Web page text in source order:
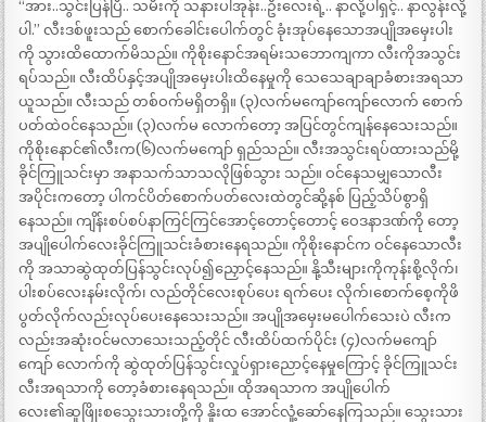
“အား..သွင်းပြန်ပြီ.. သမီးကို သနားပါအုန်း..ဦးလေးရဲ့.. နာလို့ပါရှင့်.. နာလွန်းလို့
ပါ.” လီးဒစ်ဖူးသည် စောက်ခေါင်းပေါက်တွင် ခုံးအုပ်နေသောအပျိုအမှေးပါး
ကို သွားထိထောက်မိသည်။ ကိုစိုးနောင်အရမ်းသဘောကျကာ လီးကိုအသွင်း
ရပ်သည်။ လီးထိပ်နှင့်အပျိုအမှေးပါးထိနေမှုကို သေသေချာချာခံစားအရသာ
ယူသည်။ လီးသည် တစ်ဝက်မရှိတရှိ။ (၃)လက်မကျော်ကျော်လောက် စောက်
ပတ်ထဲဝင်နေသည်။ (၃)လက်မ လောက်တော့ အပြင်တွင်ကျန်နေသေးသည်။
ကိုစိုးနောင်၏လီးက(၆)လက်မကျော် ရှည်သည်။ လီးအသွင်းရပ်ထားသည်မို့
ခိုင်ကြူသင်းမှာ အနာသက်သာသလိုဖြစ်သွား သည်။ ဝင်နေသမျှသောလီး
အပိုင်းကတော့ ပါကင်ပိတ်စောက်ပတ်လေးထဲတွင်ဆို့နစ် ပြည့်သိပ်စွာရှိ
နေသည်။ ကျိန်းစပ်စပ်နာကြင်ကြင်အောင့်တောင့်တောင့် ဝေဒနာဒဏ်ကို တော့
အပျိုပေါက်လေးခိုင်ကြူသင်းခံစားနေရသည်။ ကိုစိုးနောင်က ဝင်နေသောလီး
ကို အသာဆွဲထုတ်ပြန်သွင်းလုပ်၍ညှောင့်နေသည်။ နို့သီးများကိုကုန်းစို့လိုက်၊
ပါးစပ်လေးနမ်းလိုက်၊ လည်တိုင်လေးစုပ်ပေး ရက်ပေး လိုက်၊စောက်စေ့ကိုဖိ
ပွတ်လိုက်လည်းလုပ်ပေးနေသေးသည်။ အပျိုအမှေးမပေါက်သေးပဲ လီးက
လည်းအဆုံးဝင်မလာသေးသည့်တိုင် လီးထိပ်ထက်ပိုင်း (၄)လက်မကျော်
ကျော် လောက်ကို ဆွဲထုတ်ပြန်သွင်းလှုပ်ရှားညောင့်နေမှုကြောင့် ခိုင်ကြူသင်း
လီးအရသာကို တော့ခံစားနေရသည်။ ထိုအရသာက အပျိုပေါက်
လေး၏ဆူဖြိုးစသွေးသားတို့ကို နိူးထ အောင်လှုံ့ဆော်နေကြသည်။ သွေးသား